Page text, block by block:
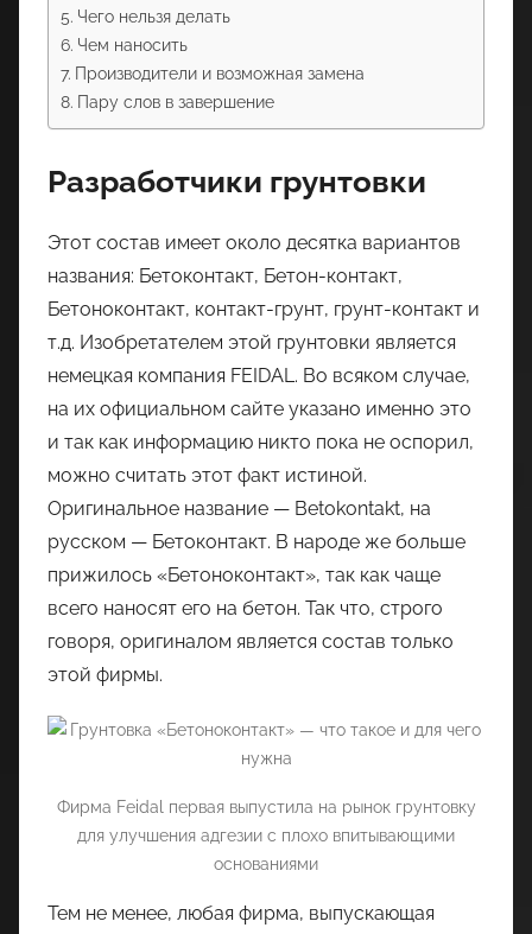
Чего нельзя делать
Чем наносить
Производители и возможная замена
Пару слов в завершение
Разработчики грунтовки
Этот состав имеет около десятка вариантов
названия: Бетоконтакт, Бетон-контакт,
Бетоноконтакт, контакт-грунт, грунт-контакт и
т.д. Изобретателем этой грунтовки является
немецкая компания FEIDAL. Во всяком случае,
на их официальном сайте указано именно это
и так как информацию никто пока не оспорил,
можно считать этот факт истиной.
Оригинальное название — Betokontakt, на
русском — Бетоконтакт. В народе же больше
прижилось «Бетоноконтакт», так как чаще
всего наносят его на бетон. Так что, строго
говоря, оригиналом является состав только
этой фирмы.
Фирма Feidal первая выпустила на рынок грунтовку
для улучшения адгезии с плохо впитывающими
основаниями
Тем не менее, любая фирма, выпускающая